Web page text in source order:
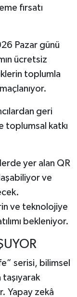
fırsatı
Pazar günü
ücretsiz
toplumla
geri
toplumsal katkı
yer alan QR
ve
ve teknolojiye
bekleniyor.
serisi, bilimsel
taşıyarak
Yapay zekâ